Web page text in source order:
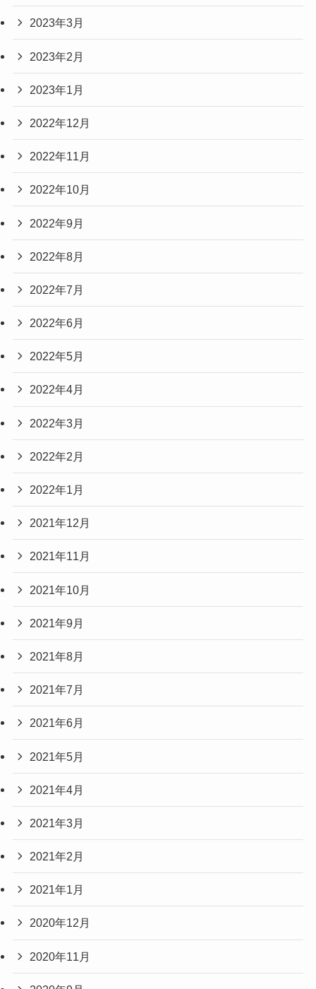
2023年3月
2023年2月
2023年1月
2022年12月
2022年11月
2022年10月
2022年9月
2022年8月
2022年7月
2022年6月
2022年5月
2022年4月
2022年3月
2022年2月
2022年1月
2021年12月
2021年11月
2021年10月
2021年9月
2021年8月
2021年7月
2021年6月
2021年5月
2021年4月
2021年3月
2021年2月
2021年1月
2020年12月
2020年11月